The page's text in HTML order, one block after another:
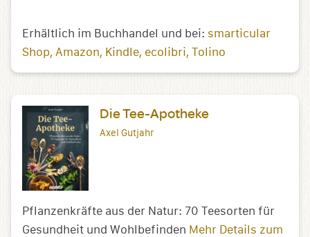
Erhältlich im Buchhandel und bei: smarticular
Shop Amazon Kindle ecolibri Tolino
Die Tee-Apotheke
Axel Gutjahr
Pflanzenkräfte aus der Natur: 70 Teesorten für
Gesundheit und Wohlbefinden Mehr Details zum